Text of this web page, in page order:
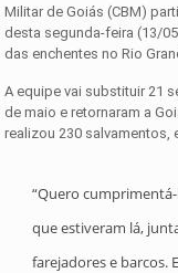
Militar de Goiás (CBM)
desta segunda-feira (13/
das enchentes no Rio
A equipe vai substituir 21
de maio e retornaram a
realizou 230 salvamentos,
“Quero
que estiveram lá,
farejadores e barcos.